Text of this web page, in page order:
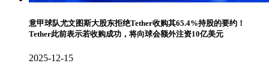
意甲球队尤文图斯大股东拒绝Tether收购其65.4%持股的要约！
Tether此前表示若收购成功，将向球会额外注资10亿美元
2025-12-15